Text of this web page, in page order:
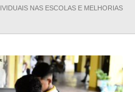
NAS ESCOLAS E MELHORIAS